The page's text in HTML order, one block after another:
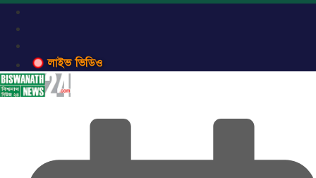
লাইভ ভিডিও